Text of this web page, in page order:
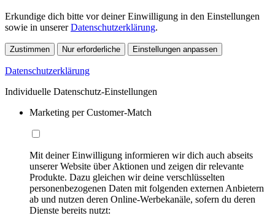
Erkundige dich bitte vor deiner Einwilligung in den Einstellungen
sowie in unsererDatenschutzerklärung.
Zustimmen Nur erforderliche Einstellungen anpassen
Datenschutzerklärung
Individuelle Datenschutz-Einstellungen
Marketing per Customer-Match
Mit deiner Einwilligung informieren wir dich auch abseits
unserer Website über Aktionen und zeigen dir relevante
Produkte. Dazu gleichen wir deine verschlüsselten
personenbezogenen Daten mit folgenden externen Anbietern
ab und nutzen deren Online-Werbekanäle, sofern du deren
Dienste bereits nutzt: